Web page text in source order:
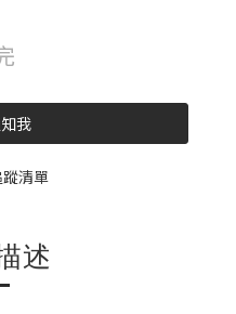
我
清單
述